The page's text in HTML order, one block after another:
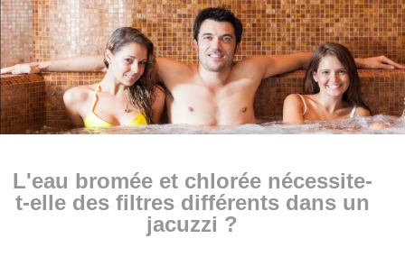
L'eau bromée et chlorée nécessite-
t-elle des filtres différents dans un
jacuzzi ?